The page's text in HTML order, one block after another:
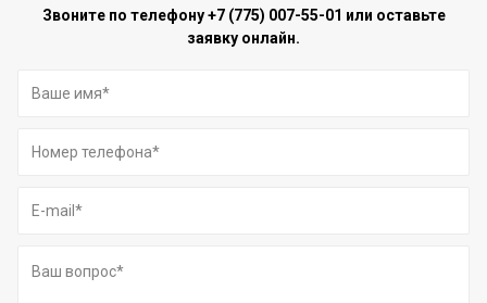
Звоните по телефону+7 (775) 007-55-01 или оставьте
заявку онлайн.